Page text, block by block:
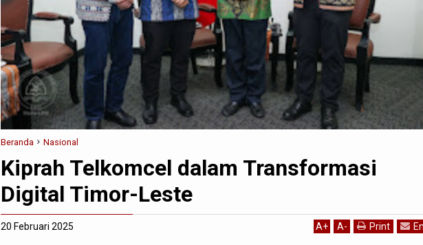
Beranda Nasional
Kiprah Telkomcel dalam Transformasi
Digital Timor-Leste
20 Februari 2025 A+ A- Print